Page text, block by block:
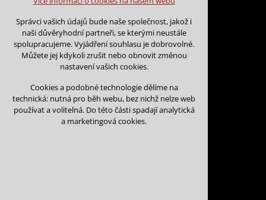
Na tento den nelze podávat
návštěvnosti
marketingová cookies (Google)
Více informací o cookies na našem webu
Odmítnout vše
Správci vašich údajů bude naše společnost, jakož i
naši důvěryhodní partneři, se kterými neustále
spolupracujeme. Vyjádření souhlasu je dobrovolné.
Můžete jej kdykoli zrušit nebo obnovit změnou
nastavení vašich cookies.
Cookies a podobné technologie dělíme na
technická: nutná pro běh webu, bez nichž nelze web
používat a volitelná. Do této části spadají analytická
a marketingová cookies.